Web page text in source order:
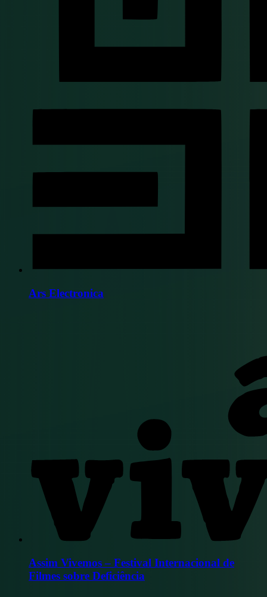
Ars Electronica
Assim Vivemos – Festival Internacional de
Filmes sobre Deficiência